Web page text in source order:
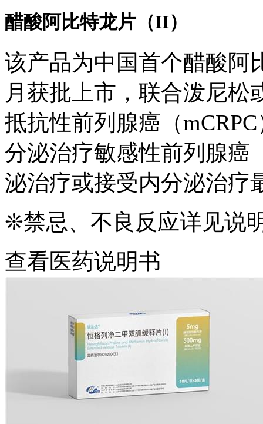
醋酸阿比特龙片（II）
该产品为中国首个醋酸阿
月获批上市，联合泼尼松
抵抗性前列腺癌（
分泌治疗敏感性前列腺癌
泌治疗或接受内分泌治疗
❊禁忌、不良反应详见说
查看医药说明书